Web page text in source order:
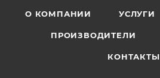
О КОМПАНИИ УСЛУГИ
ПРОИЗВОДИТЕЛИ
КОНТАКТЫ